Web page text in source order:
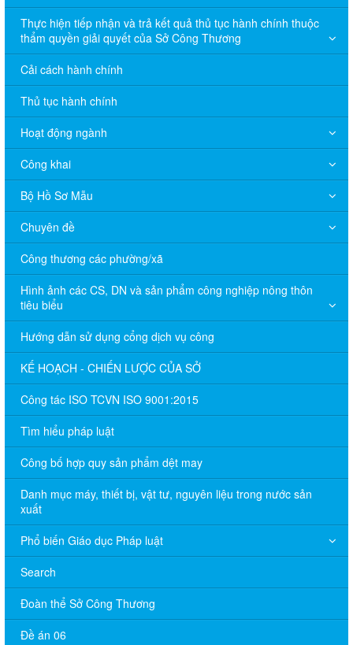
Thực hiện tiếp nhận và trả kết quả thủ tục hành chính thuộc
thẩm quyền giải quyết của Sở Công Thương
Cải cách hành chính
Thủ tục hành chính
Hoạt động ngành
Công khai
Bộ Hồ Sơ Mẫu
Chuyên đề
Công thương các phường/xã
Hình ảnh các CS, DN và sản phẩm công nghiệp nông thôn
tiêu biểu
Hướng dẫn sử dụng cổng dịch vụ công
KẾ HOẠCH - CHIẾN LƯỢC CỦA SỞ
Công tác ISO TCVN ISO 9001:2015
Tìm hiểu pháp luật
Công bố hợp quy sản phẩm dệt may
Danh mục máy, thiết bị, vật tư, nguyên liệu trong nước sản
xuất
Phổ biến Giáo dục Pháp luật
Search
Đoàn thể Sở Công Thương
Đề án 06